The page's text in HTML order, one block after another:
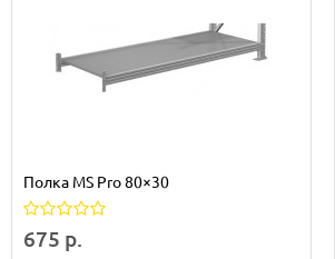
Полка MS Pro 80×30
675 р.